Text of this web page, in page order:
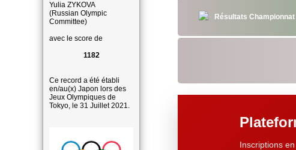
Yulia ZYKOVA
(Russian Olympic
Committee)
avec le score de
1182
Ce record a été établi
en/au(x) Japon lors des
Jeux Olympiques de
Tokyo, le 31 Juillet 2021.
Résultats
Inscriptions